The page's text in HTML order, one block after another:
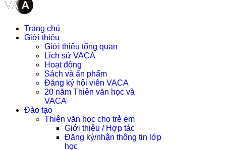
Trang chủ
Giới thiệu
Giới thiệu tổng quan
Lịch sử VACA
Hoạt động
Sách và ấn phẩm
Đăng ký hội viên VACA
20 năm Thiên văn học và
VACA
Đào tạo
Thiên văn học cho trẻ em
Giới thiệu / Hợp tác
Đăng ký/nhận thông tin lớp
học